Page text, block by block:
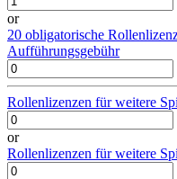
or
20 obligatorische
Aufführungsgebühr
Rollenlizenzen für weitere
or
Rollenlizenzen für weitere